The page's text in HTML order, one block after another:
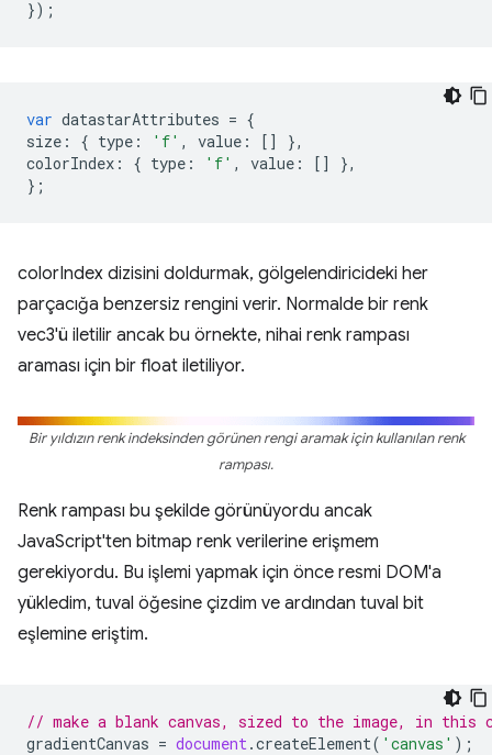
});
var datastarAttributes = {
size : { type : 'f' , value : []
},
colorIndex : { type : 'f' , value : []
},
};
colorIndex dizisini doldurmak, gölgelendiricideki her
parçacığa benzersiz rengini verir. Normalde bir renk
vec3'ü iletilir ancak bu örnekte, nihai renk rampası
araması için bir float iletiliyor.
Bir yıldızın renk indeksinden görünen rengi aramak için kullanılan renk
rampası.
Renk rampası bu şekilde görünüyordu ancak
JavaScript'ten bitmap renk verilerine erişmem
gerekiyordu. Bu işlemi yapmak için önce resmi DOM'a
yükledim, tuval öğesine çizdim ve ardından tuval bit
eşlemine eriştim.
// make a blank canvas, sized to the image, in this
gradientCanvas = document.createElement( 'canvas' );